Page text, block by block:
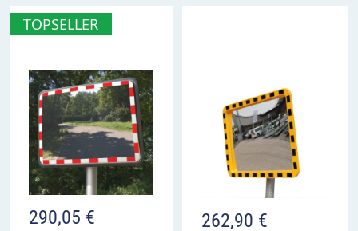
TOPSELLER
290,05 € 262,90 €